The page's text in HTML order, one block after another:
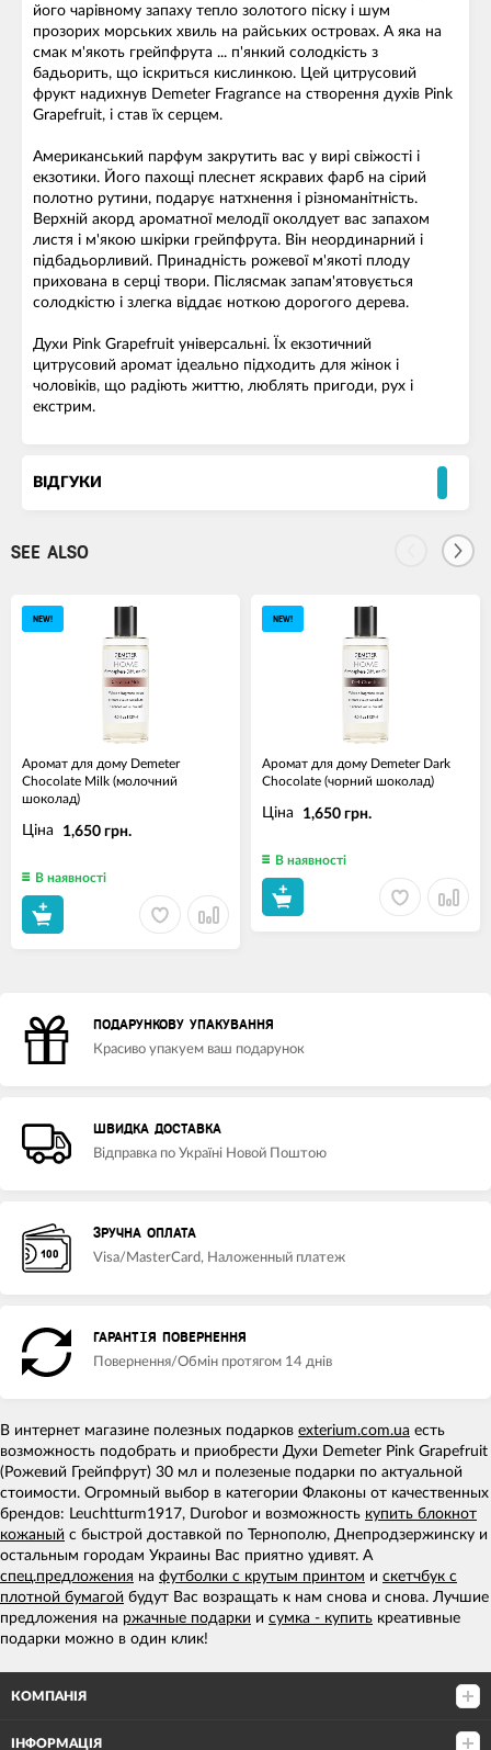
його чарівному запаху тепло золотого піску і шум
прозорих морських хвиль на райських островах. А яка на
смак м'якоть грейпфрута ... п'янкий солодкість з
бадьорить, що іскриться кислинкою. Цей цитрусовий
фрукт надихнув Demeter Fragrance на створення духів Pink
Grapefruit, і став їх серцем.
Американський парфум закрутить вас у вирі свіжості і
екзотики. Його пахощі плеснет яскравих фарб на сірий
полотно рутини, подарує натхнення і різноманітність.
Верхній акорд ароматної мелодії околдует вас запахом
листя і м'якою шкірки грейпфрута. Він неординарний і
підбадьорливий. Принадність рожевої м'якоті плоду
прихована в серці твори. Післясмак запам'ятовується
солодкістю і злегка віддає ноткою дорогого дерева.
Духи Pink Grapefruit універсальні. Їх екзотичний
цитрусовий аромат ідеально підходить для жінок і
чоловіків, що радіють життю, люблять пригоди, рух і
екстрим.
ВІДГУКИ
SEE ALSO
NEW!
Аромат для дому Demeter
Chocolate Milk (молочний
шоколад)
Ціна 1,650 грн.
В наявності
NEW!
Аромат для дому Demeter Dark
Chocolate (чорний шоколад)
Ціна 1,650 грн.
В наявності
ПОДАРУНКОВУ УПАКУВАННЯ
Красиво упакуем ваш подарунок
ШВИДКА ДОСТАВКА
Відправка по Україні Новой Поштою
ЗРУЧНА ОПЛАТА
Visa/MasterCard, Наложенный платеж
ГАРАНТІЯ ПОВЕРНЕННЯ
Повернення/Обмін протягом 14 днів
В интернет магазине полезных подарков exterium.com.ua есть
возможность подобрать и приобрести Духи Demeter Pink Grapefruit
(Рожевий Грейпфрут) 30 мл и полезеные подарки по актуальной
стоимости. Огромный выбор в категории Флаконы от качественных
брендов: Leuchtturm1917, Durobor и возможность купить блокнот
кожаный с быстрой доставкой по Тернополю, Днепродзержинску и
остальным городам Украины Вас приятно удивят. А
спец.предложения на футболки с крутым принтом и скетчбук с
плотной бумагой будут Вас возращать к нам снова и снова. Лучшие
предложения на ржачные подарки и сумка - купить креативные
подарки можно в один клик!
КОМПАНІЯ
ІНФОРМАЦІЯ